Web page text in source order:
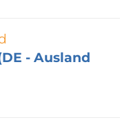
- Ausland